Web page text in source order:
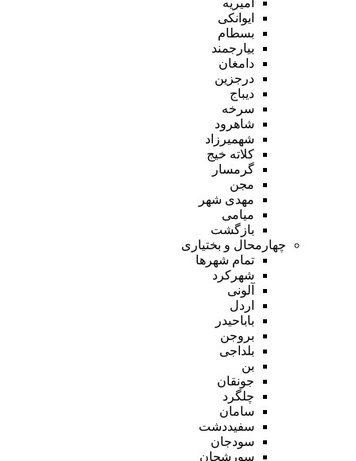
ایوانکی
بسطام
بیارجمند
دامغان
درجزین
دیباج
سرخه
شاهرود
شهمیرزاد
کلاته خیج
گرمسار
مجن
مهدی شهر
میامی
بازگشت
چهارمحال و بختیاری
تمام شهر‌ها
شهرکرد
آلونی
اردل
باباحیدر
بروجن
بلداجی
بن
جونقان
چلگرد
سامان
سفیددشت
سودجان
سورشجان